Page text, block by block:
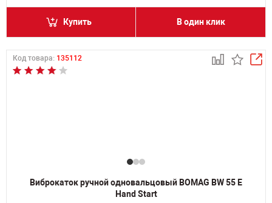
Купить В один клик
Код товара: 135112
Виброкаток ручной одновальцовый BOMAG BW 55 E
Hand Start